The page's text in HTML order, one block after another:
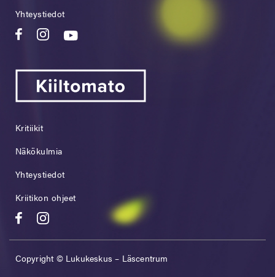
Yhteystiedot
Kritiikit
Näkökulmia
Yhteystiedot
Kriitikon ohjeet
Copyright © Lukukeskus – Läscentrum